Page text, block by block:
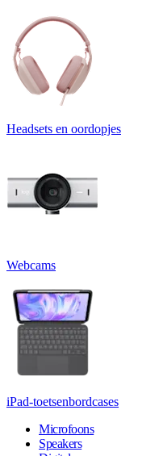
Headsets en oordopjes
Webcams
iPad-toetsenbordcases
Microfoons
Speakers